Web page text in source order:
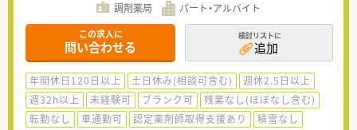
調剤薬局 パート・アルバイト
この求人に
問い合わせる
検討リストに
追加
年間休日120日以上 土日休み(相談可含む)
週休2.5日以上
週32h以上
未経験可 ブランク可
残業なし(ほぼなし含む)
転勤なし
車通勤可 認定薬剤師取得支援あり
積雪なし